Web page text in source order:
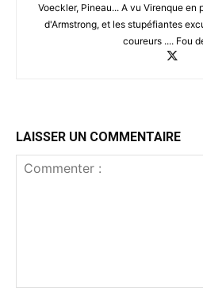
Voeckler, Pineau... A vu Virenque en
d'Armstrong, et les stupéfiantes
coureurs .... Fou
LAISSER UN COMMENTAIRE